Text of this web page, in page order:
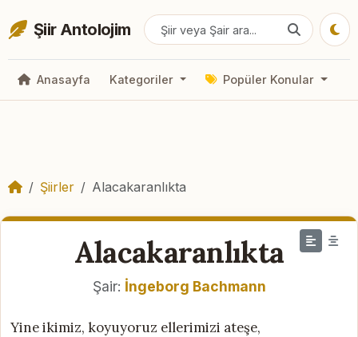
Şiir Antolojim
Anasayfa Kategoriler Popüler Konular
Şiirler Alacakaranlıkta
Alacakaranlıkta
Şair: İngeborg Bachmann
Yine ikimiz, koyuyoruz ellerimizi ateşe,